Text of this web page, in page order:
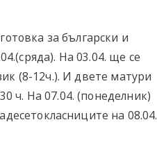
за български и
На 03.04. ще се
(8-12ч.). И двете матури
ч. На 07.04. (понеделник)
на 08.04.